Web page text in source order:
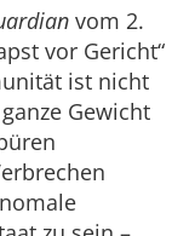
vom 2.
vor Gericht“
ist nicht
Gewicht